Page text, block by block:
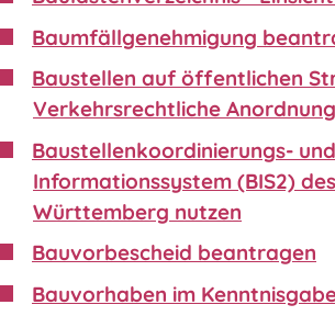
Baumfällgenehmigung
Baustellen auf öffentlichen
Verkehrsrechtliche
Baustellenkoordinierungs- und
Informationssystem (BIS2)
Württemberg nutzen
Bauvorbescheid beantragen
Bauvorhaben im